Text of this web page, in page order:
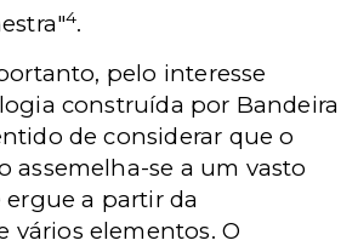
4.
pelo interesse
construída por Bandeira
de considerar que o
assemelha-se a um vasto
ergue a partir da
vários elementos. O